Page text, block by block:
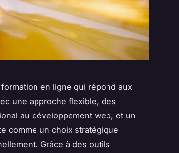
en ligne qui répond aux
une approche flexible, des
au développement web, et un
comme un choix stratégique
Grâce à des outils